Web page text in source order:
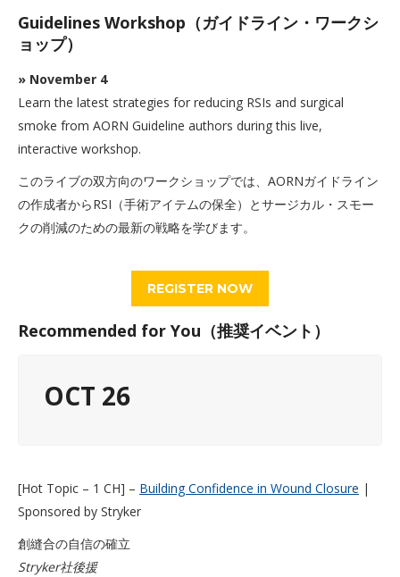
Guidelines Workshop（ガイドライン・ワークシ
ョップ）
» November 4
Learn the latest strategies for reducing RSIs and surgical
smoke from AORN Guideline authors during this live,
interactive workshop.
このライブの双方向のワークショップでは、AORNガイドライン
の作成者からRSI（手術アイテムの保全）とサージカル・スモー
クの削減のための最新の戦略を学びます。
REGISTER NOW
Recommended for You（推奨イベント）
OCT 26
[Hot Topic – 1 CH] – Building Confidence in Wound Closure |
Sponsored by Stryker
創縫合の自信の確立
Stryker社後援